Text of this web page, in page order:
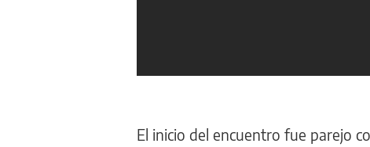
El inicio del encuentro fue parejo